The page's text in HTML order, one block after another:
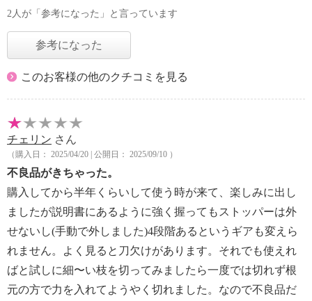
2人が「参考になった」と言っています
参考になった
このお客様の他のクチコミを見る
チェリン さん
（購入日： 2025/04/20 | 公開日： 2025/09/10 ）
不良品がきちゃった。
購入してから半年くらいして使う時が来て、楽しみに出し
ましたが説明書にあるように強く握ってもストッパーは外
せないし(手動で外しました)4段階あるというギアも変えら
れません。よく見ると刀欠けがあります。それでも使えれ
ばと試しに細〜い枝を切ってみましたら一度では切れず根
元の方で力を入れてようやく切れました。なので不良品だ